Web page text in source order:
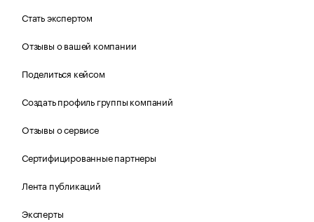
Стать экспертом
Отзывы о вашей компании
Поделиться кейсом
Создать профиль группы компаний
Отзывы о сервисе
Сертифицированные партнеры
Лента публикаций
Эксперты